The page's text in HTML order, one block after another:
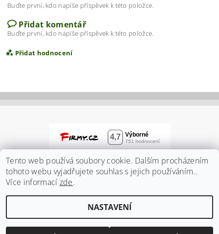
Buďte první, kdo napíše příspěvek k této položce.
Přidat komentář
Buďte první, kdo napíše příspěvek k této položce.
Přidat hodnocení
Vložením hodnocení souhlasíte spodmínkami
ochrany osobních údajů
2026 ©Zahradnidum.cz, všechna práva vyhrazena
Tento web používá soubory cookie. Dalším procházením
tohoto webu vyjadřujete souhlas s jejich používáním..
Více informací zde.
NASTAVENÍ